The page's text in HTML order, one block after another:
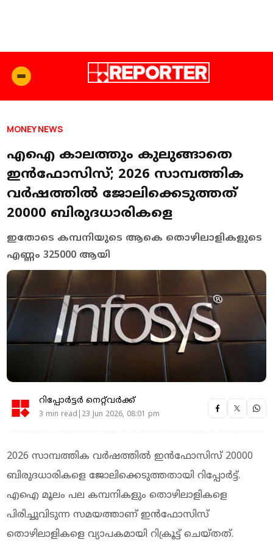
MONEY NEWS
എഐ കാലത്തും കുലുങ്ങാതെ
ഇൻഫോസിസ്; 2026 സാമ്പത്തിക
വർഷത്തിൽ ജോലിക്കെടുത്തത്
20000 ബിരുദധാരികളെ
ഇതോടെ കമ്പനിയുടെ ആകെ തൊഴിലാളികളുടെ
എണ്ണം 325000 ആയി
റിപ്പോർട്ടർ നെറ്റ്‌വര്‍ക്ക്‌
3 min read|23 Jun 2026, 08:01 pm
2026 സാമ്പത്തിക വർഷത്തിൽ ഇൻഫോസിസ് 20000
ബിരുദധാരികളെ ജോലിക്കെടുത്തതായി റിപ്പോർട്ട്.
എഐ മൂലം പല കമ്പനികളും തൊഴിലാളികളെ
പിരിച്ചുവിടുന്ന സമയത്താണ് ഇൻഫോസിസ്
തൊഴിലാളികളെ വ്യാപകമായി റിക്രൂട്ട് ചെയ്തത്.